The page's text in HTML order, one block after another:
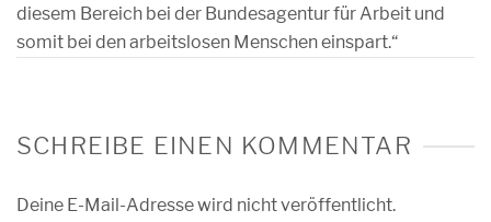
diesem Bereich bei der Bundesagentur für Arbeit und
somit bei den arbeitslosen Menschen einspart.“
SCHREIBE EINEN KOMMENTAR
Deine E-Mail-Adresse wird nicht veröffentlicht.